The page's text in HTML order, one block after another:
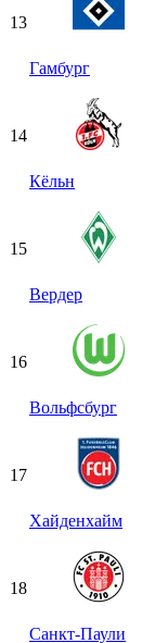
13
Гамбург
14
Кёльн
15
Вердер
16
Вольфсбург
17
Хайденхайм
18
Санкт-Паули